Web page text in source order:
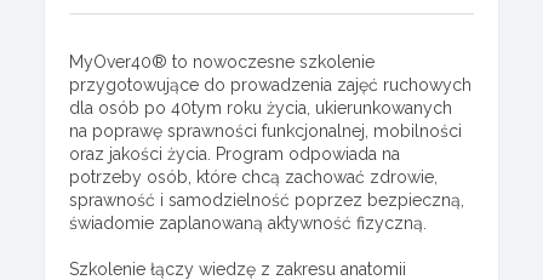
MyOver40® to nowoczesne szkolenie
przygotowujące do prowadzenia zajęć ruchowych
dla osób po 40tym roku życia, ukierunkowanych
na poprawę sprawności funkcjonalnej, mobilności
oraz jakości życia. Program odpowiada na
potrzeby osób, które chcą zachować zdrowie,
sprawność i samodzielność poprzez bezpieczną,
świadomie zaplanowaną aktywność fizyczną.
Szkolenie łączy wiedzę z zakresu anatomii